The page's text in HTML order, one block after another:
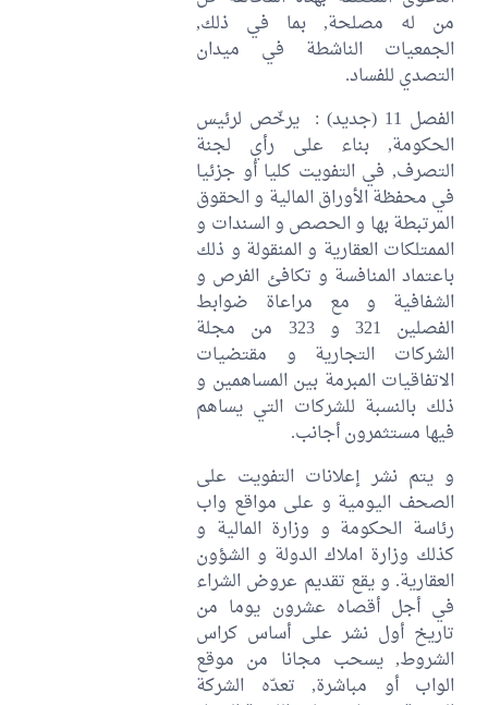
من له مصلحة, بما في ذلك,
الجمعيات الناشطة في ميدان
التصدي للفساد.
الفصل 11 (جديد) : يرخّص لرئيس
الحكومة, بناء على رأي لجنة
التصرف, في التفويت كليا أو جزئيا
في محفظة الأوراق المالية و الحقوق
المرتبطة بها و الحصص و السندات و
الممتلكات العقارية و المنقولة و ذلك
باعتماد المنافسة و تكافئ الفرص و
الشفافية و مع مراعاة ضوابط
الفصلين 321 و 323 من مجلة
الشركات التجارية و مقتضيات
الاتفاقيات المبرمة بين المساهمين و
ذلك بالنسبة للشركات التي يساهم
فيها مستثمرون أجانب.
و يتم نشر إعلانات التفويت على
الصحف اليومية و على مواقع واب
رئاسة الحكومة و وزارة المالية و
كذلك وزارة املاك الدولة و الشؤون
العقارية. و يقع تقديم عروض الشراء
في أجل أقصاه عشرون يوما من
تاريخ أول نشر على أساس كراس
الشروط, يسحب مجانا من موقع
الواب أو مباشرة, تعدّه الشركة